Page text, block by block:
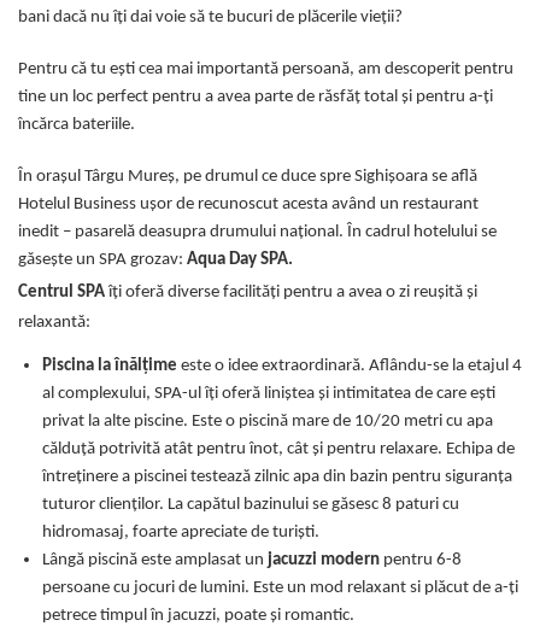
bani dacă nu îți dai voie să te bucuri de plăcerile vieții?
Pentru că tu ești cea mai importantă persoană, am descoperit pentru
tine un loc perfect pentru a avea parte de răsfăț total și pentru a-ți
încărca bateriile.
În orașul Târgu Mureș, pe drumul ce duce spre Sighișoara se află
Hotelul Business ușor de recunoscut acesta având un restaurant
inedit – pasarelă deasupra drumului național. În cadrul hotelului se
găsește un SPA grozav: Aqua Day SPA.
Centrul SPAîți oferă diverse facilități pentru a avea o zi reușită și
relaxantă:
Piscina la înălțime este o idee extraordinară. Aflându-se la etajul 4
al complexului, SPA-ul îți oferă liniștea și intimitatea de care ești
privat la alte piscine. Este o piscină mare de 10/20 metri cu apa
călduță potrivită atât pentru înot, cât și pentru relaxare. Echipa de
întreținere a piscinei testează zilnic apa din bazin pentru siguranța
tuturor clienților. La capătul bazinului se găsesc 8 paturi cu
hidromasaj, foarte apreciate de turiști.
Lângă piscină este amplasat un jacuzzi modern pentru 6-8
persoane cu jocuri de lumini. Este un mod relaxant si plăcut de a-ți
petrece timpul în jacuzzi, poate și romantic.